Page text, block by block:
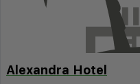
Alexandra Hotel